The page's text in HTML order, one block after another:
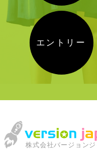
エントリー
株式会社バージョン